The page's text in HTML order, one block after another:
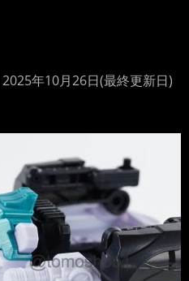
2025年10月26日(最終更新日)